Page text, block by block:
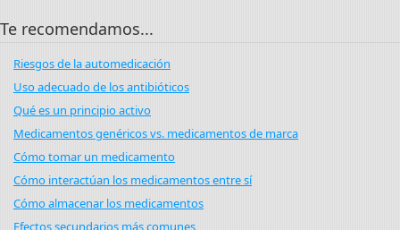
Te recomendamos...
Riesgos de la automedicación
Uso adecuado de los antibióticos
Qué es un principio activo
Medicamentos genéricos vs. medicamentos de marca
Cómo tomar un medicamento
Cómo interactúan los medicamentos entre sí
Cómo almacenar los medicamentos
Efectos secundarios más comunes